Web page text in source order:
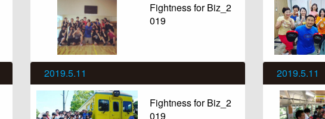
Fightness for Biz_2
019
2019.5.11
Fightness for Biz_2
019
2019.5.11